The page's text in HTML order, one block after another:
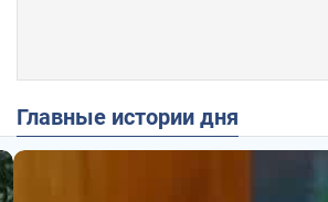
Главные истории дня